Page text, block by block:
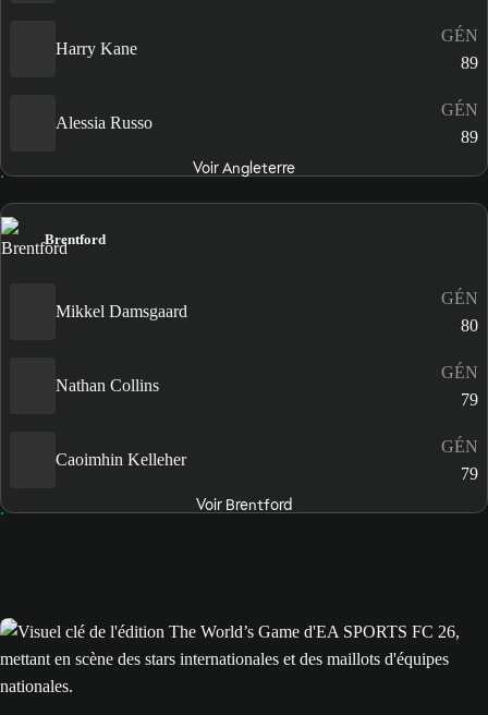
Harry Kane
GÉN
89
Alessia Russo
GÉN
89
Voir Angleterre
Brentford
Mikkel Damsgaard
GÉN
80
Nathan Collins
GÉN
79
Caoimhin Kelleher
GÉN
79
Voir Brentford